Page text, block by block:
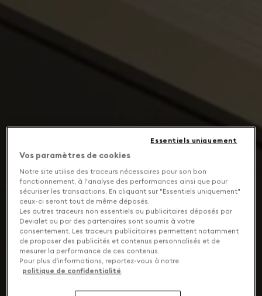
Vos paramètres de cookies
Notre site utilise des traceurs nécessaires pour son bon
fonctionnement, à l'analyse des performances ainsi que pour
sécuriser les transactions. En cliquant sur "Essentiels uniquement"
ceux-ci seront tout de même déposés.
Les autres traceurs non essentiels ou publicitaires déposés par
Devialet ou par des partenaires sont soumis à votre
consentement. Les traceurs publicitaires permettent notamment
de proposer des publicités et contenus personnalisés et de
mesurer la performance de ces contenus.
Pour plus d’informations, reportez-vous à notre
politique de confidentialité.
Essentiels uniquement